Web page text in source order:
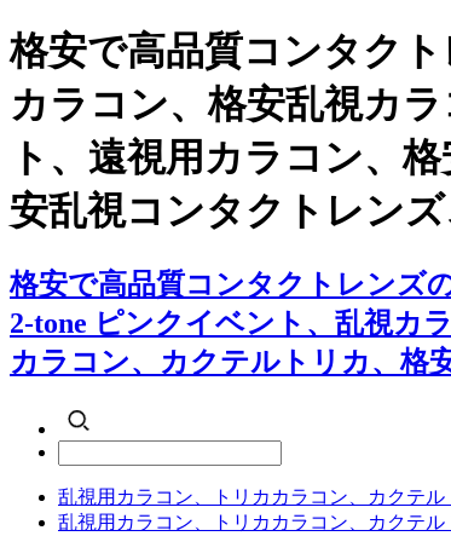
格安で高品質コンタク
カラコン、格安乱視カ
ト、遠視用カラコン、
安乱視コンタクトレン
格安で高品質コンタクトレンズ
2-tone ピンクイベント、乱視カ
カラコン、カクテルトリカ、格
乱視用カラコン、トリカカラコン、カクテ
乱視用カラコン、トリカカラコン、カクテ